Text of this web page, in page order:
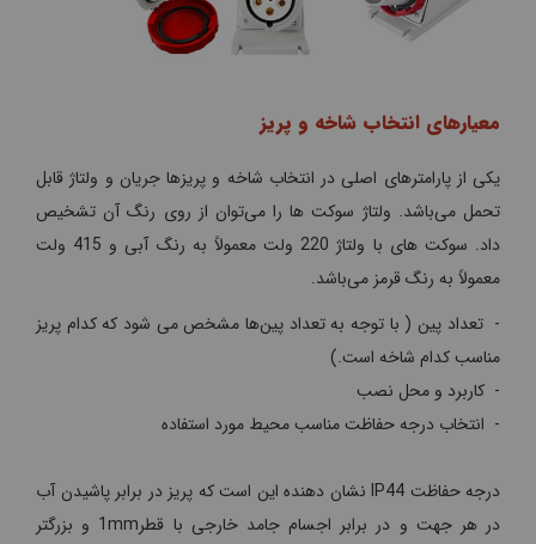
معیارهای انتخاب شاخه و پریز
یکی از پارامترهای اصلی در انتخاب شاخه و پریزها جریان و ولتاژ قابل
‌تحمل می‌باشد. ولتاژ سوکت ها را می‌توان از روی رنگ آن تشخیص
داد. سوکت های با ولتاژ 220 ولت معمولاً به رنگ آبی و 415 ولت
معمولاً به رنگ قرمز می‌باشد.
- تعداد پین ( با توجه به تعداد پین‌ها مشخص می‌ شود که کدام پریز
مناسب کدام شاخه است.)
- کاربرد و محل نصب
- انتخاب درجه حفاظت مناسب محیط مورد استفاده
درجه حفاظت IP44 نشان دهنده این است که پریز در برابر پاشیدن آب
در هر جهت و در برابر اجسام جامد خارجی با قطر1mm و بزرگتر